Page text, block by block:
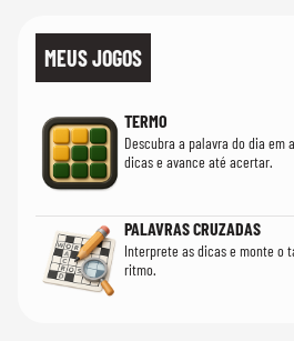
MEUS JOGOS
TERMO
Descubra a palavra do dia em
dicas e avance até acertar.
PALAVRAS CRUZADAS
Interprete as dicas e monte o
ritmo.